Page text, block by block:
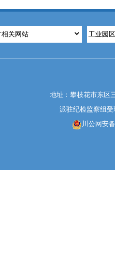
地址：攀枝花市东区
派驻纪检监察组受
川公网安